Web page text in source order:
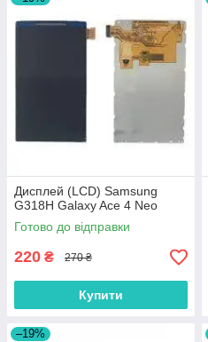
Дисплей (LCD) Samsung
G318H Galaxy Ace 4 Neo
Готово до відправки
220 ₴ 270 ₴
Купити
–19%